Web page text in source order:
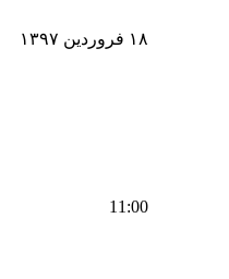
۱۸ فروردین ۱۳۹۷
11:00